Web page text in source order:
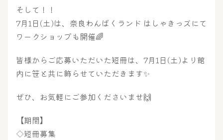
そして！！
7月1日(土)は、奈良わんぱくランド はしゃきっズにて
ワークショップも開催🌈
皆様からご応募いただいた短冊は、7月1日(土)より館
内に笹と共に飾らせていただきます✨
ぜひ、お気軽にご参加くださいませ🙌
【期間】
◇短冊募集